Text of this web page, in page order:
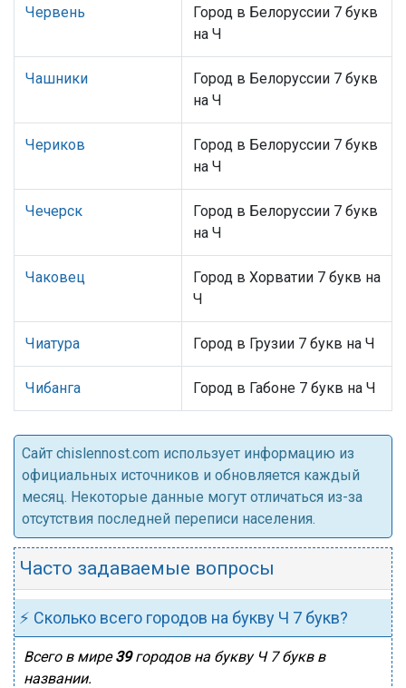
Червень
Город в Белоруссии 7 букв
на Ч
Чашники
Город в Белоруссии 7 букв
на Ч
Чериков
Город в Белоруссии 7 букв
на Ч
Чечерск
Город в Белоруссии 7 букв
на Ч
Чаковец
Город в Хорватии 7 букв на
Ч
Чиатура Город в Грузии 7 букв на Ч
Чибанга Город в Габоне 7 букв на Ч
Cайт chislennost.com использует информацию из
официальных источников и обновляется каждый
месяц. Некоторые данные могут отличаться из-за
отсутствия последней переписи населения.
Часто задаваемые вопросы
⚡ Сколько всего городов на букву Ч 7 букв?
Всего в мире39городов на букву Ч 7 букв в
названии.